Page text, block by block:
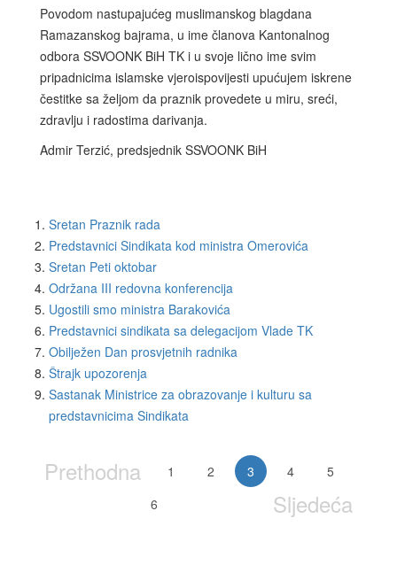
Povodom nastupajućeg muslimanskog blagdana
Ramazanskog bajrama, u ime članova Kantonalnog
odbora SSVOONK BiH TK i u svoje lično ime svim
pripadnicima islamske vjeroispovijesti upućujem iskrene
čestitke sa željom da praznik provedete u miru, sreći,
zdravlju i radostima darivanja.
Admir Terzić, predsjednik SSVOONK BiH
Sretan Praznik rada
Predstavnici Sindikata kod ministra Omerovića
Sretan Peti oktobar
Održana III redovna konferencija
Ugostili smo ministra Barakovića
Predstavnici sindikata sa delegacijom Vlade TK
Obilježen Dan prosvjetnih radnika
Štrajk upozorenja
Sastanak Ministrice za obrazovanje i kulturu sa
predstavnicima Sindikata
Prethodna 1 2 3 4
5
6
Sljedeća